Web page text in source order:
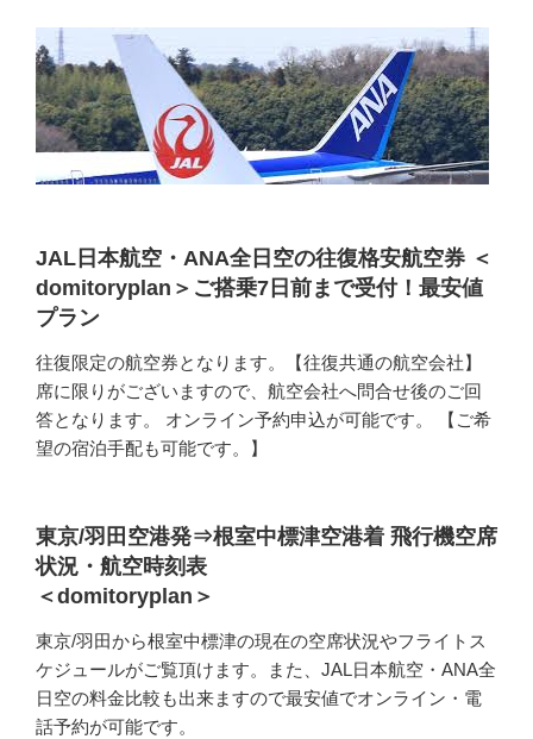
JAL日本航空・ANA全日空の往復格安航空券 ＜
domitoryplan＞ご搭乗7日前まで受付！最安値
プラン
往復限定の航空券となります。【往復共通の航空会社】
席に限りがございますので、航空会社へ問合せ後のご回
答となります。 オンライン予約申込が可能です。 【ご希
望の宿泊手配も可能です。】
東京/羽田空港発⇒根室中標津空港着 飛行機空席
状況・航空時刻表
＜domitoryplan＞
東京/羽田から根室中標津の現在の空席状況やフライトス
ケジュールがご覧頂けます。また、JAL日本航空・ANA全
日空の料金比較も出来ますので最安値でオンライン・電
話予約が可能です。